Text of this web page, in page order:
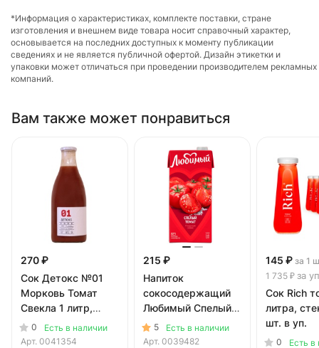
*Информация о характеристиках, комплекте поставки, стране
изготовления и внешнем виде товара носит справочный характер,
основывается на последних доступных к моменту публикации
сведениях и не является публичной офертой. Дизайн этикетки и
упаковки может отличаться при проведении производителем рекламных
компаний.
Вам также может понравиться
270 ₽
Сок Детокс №01
Морковь Томат
Свекла 1 литр,
стекло
0
Есть в наличии
Арт. 0041354
215 ₽
Напиток
сокосодержащий
Любимый Спелый
томат 0.95 литра
5
Есть в наличии
Арт. 0039482
145 ₽ за 1
1 735 ₽ за уп
Сок Rich
литра,
шт. в уп.
0
Есть в